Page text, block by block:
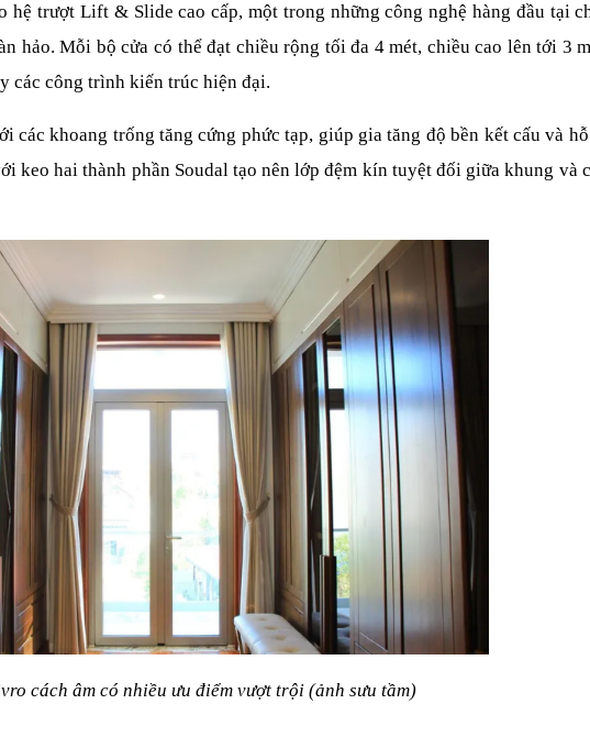
trượt Lift & Slide cao cấp, một trong những công nghệ hàng đầu tại
hảo. Mỗi bộ cửa có thể đạt chiều rộng tối đa 4 mét, chiều cao lên tới 3
các công trình kiến trúc hiện đại.
các khoang trống tăng cứng phức tạp, giúp gia tăng độ bền kết cấu và
keo hai thành phần Soudal tạo nên lớp đệm kín tuyệt đối giữa khung và
cách âm có nhiều ưu điểm vượt trội (ảnh sưu tầm)